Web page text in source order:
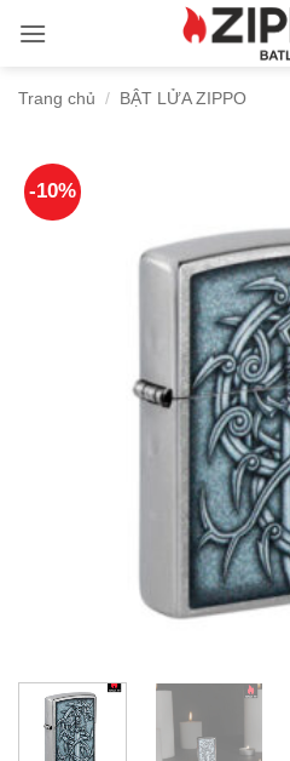
qua
dungTrang chủ / BẬT LỬA ZIPPO
-10%